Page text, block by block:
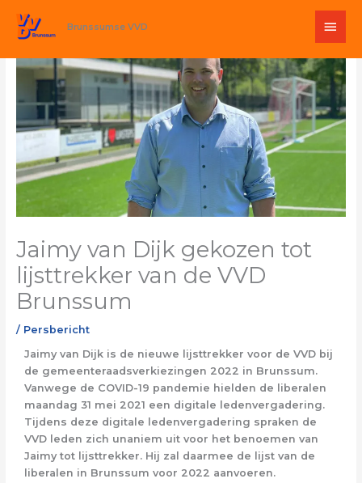
naar
inhoud
Brunssumse VVD
Jaimy van Dijk gekozen tot
lijsttrekker van de VVD
Brunssum
/ Persbericht
Jaimy van Dijk is de nieuwe lijsttrekker voor de VVD bij
de gemeenteraadsverkiezingen 2022 in Brunssum.
Vanwege de COVID-19 pandemie hielden de liberalen
maandag 31 mei 2021 een digitale ledenvergadering.
Tijdens deze digitale ledenvergadering spraken de
VVD leden zich unaniem uit voor het benoemen van
Jaimy tot lijsttrekker. Hij zal daarmee de lijst van de
liberalen in Brunssum voor 2022 aanvoeren.